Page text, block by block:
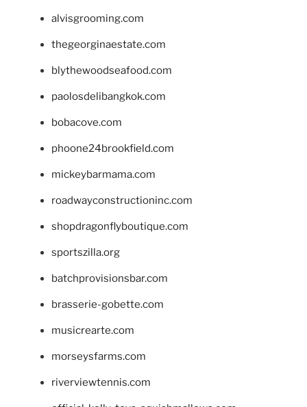
alvisgrooming.com
thegeorginaestate.com
blythewoodseafood.com
paolosdelibangkok.com
bobacove.com
phoone24brookfield.com
mickeybarmama.com
roadwayconstructioninc.com
shopdragonflyboutique.com
sportszilla.org
batchprovisionsbar.com
brasserie-gobette.com
musicrearte.com
morseysfarms.com
riverviewtennis.com